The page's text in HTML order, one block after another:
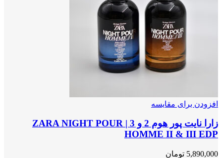
افزودن برای مقایسه
زارا نایت پور هوم 2 و 3 | ZARA NIGHT POUR
HOMME II & III EDP
5,890,000 تومان